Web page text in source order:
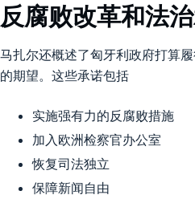
反腐败改革和法
马扎尔还概述了匈牙利政府打算
的期望。这些承诺包括
实施强有力的反腐败措施
加入欧洲检察官办公室
恢复司法独立
保障新闻自由